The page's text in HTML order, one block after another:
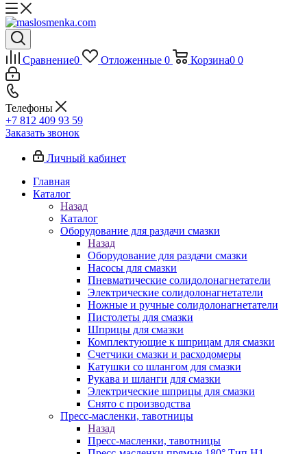
Сравнение0 Отложенные 0 Корзина0 0
Телефоны
+7 812 409 93 59
Заказать звонок
Личный кабинет
Главная
Каталог
Назад
Каталог
Оборудование для раздачи смазки
Назад
Оборудование для раздачи смазки
Насосы для смазки
Пневматические солидолонагнетатели
Электрические солидолонагнетатели
Ножные и ручные солидолонагнетатели
Пистолеты для смазки
Шприцы для смазки
Комплектующие к шприцам для смазки
Счетчики смазки и расходомеры
Катушки со шлангом для смазки
Рукава и шланги для смазки
Электрические шприцы для смазки
Снято с производства
Пресс-масленки, тавотницы
Назад
Пресс-масленки, тавотницы